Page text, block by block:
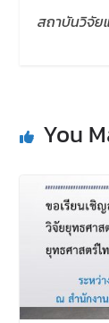
สถาบันวิจัย
You